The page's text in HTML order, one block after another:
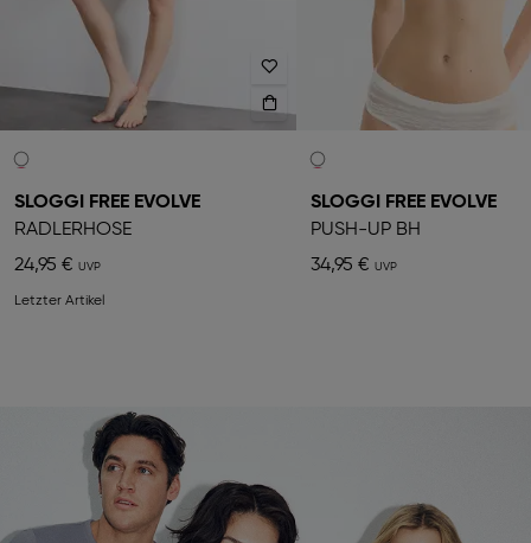
SLOGGI FREE EVOLVE
RADLERHOSE
24,95 €
Letzter Artikel
SLOGGI FREE EVOLVE
PUSH-UP BH
34,95 €